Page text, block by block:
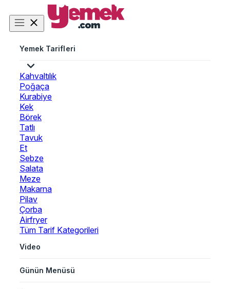
Yemek Tarifleri
Kahvaltılık
Poğaça
Kurabiye
Kek
Börek
Tatlı
Tavuk
Et
Sebze
Salata
Meze
Makarna
Pilav
Çorba
Airfryer
Tüm Tarif Kategorileri
Video
Günün Menüsü